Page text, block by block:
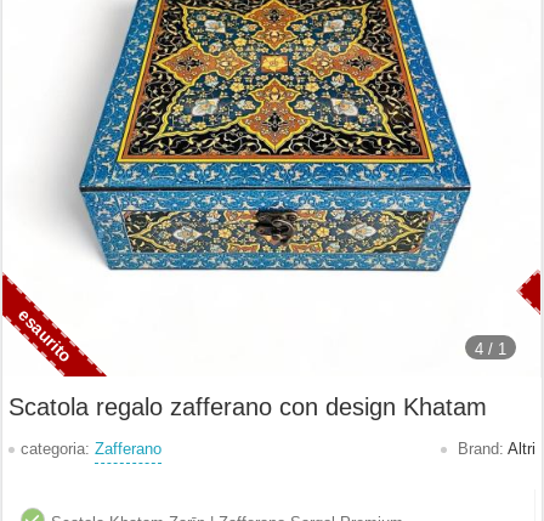
4 / 1
Scatola regalo zafferano con design Khatam
categoria: Zafferano Brand: Altri